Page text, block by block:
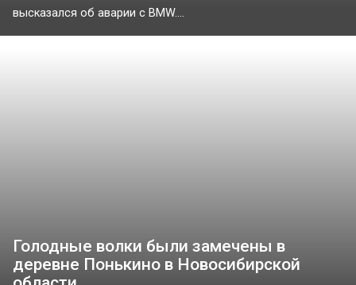
высказался об аварии с BMW....
Голодные волки были замечены в
деревне Понькино в Новосибирской